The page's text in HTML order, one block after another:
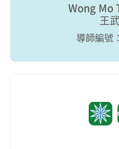
Wong Mo
王
導師編號